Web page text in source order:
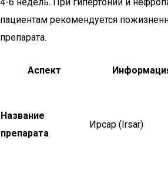
пациентам рекомендуется
препарата.
Аспект
Название
препарата
Ирсар (Irsar)